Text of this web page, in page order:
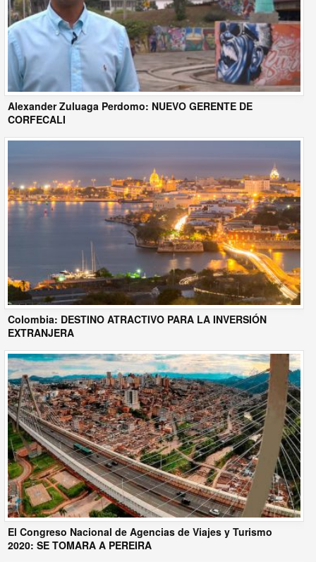
Alexander Zuluaga Perdomo: NUEVO GERENTE DE
CORFECALI
Colombia: DESTINO ATRACTIVO PARA LA INVERSIÓN
EXTRANJERA
El Congreso Nacional de Agencias de Viajes y Turismo
2020: SE TOMARA A PEREIRA